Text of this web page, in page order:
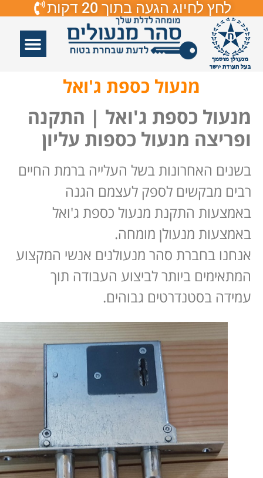
לחץ לחיוג הגעה בתוך 20 דקות
מנעול כספת ג'ואל
מנעול כספת ג'ואל | התקנה
ופריצה מנעול כספות עליון
בשנים האחרונות בשל העלייה ברמת החיים
רבים מבקשים לספק לעצמם הגנה
באמצעות התקנת מנעול כספת ג'ואל
באמצעות מנעולן מומחה.
אנחנו בחברת סהר מנעולנים אנשי המקצוע
המתאימים ביותר לביצוע העבודה תוך
עמידה בסטנדרטים גבוהים.